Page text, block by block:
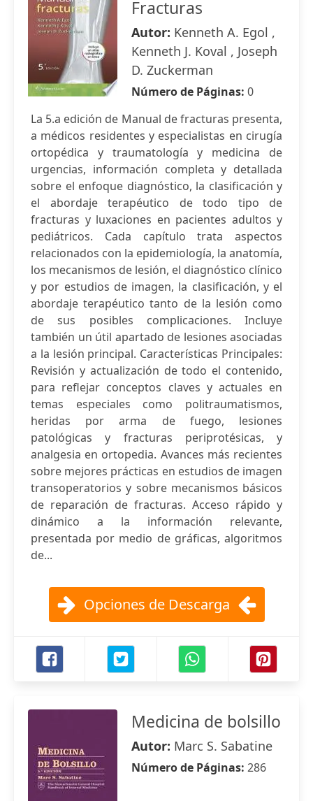
Fracturas
Autor: Kenneth A. Egol ,
Kenneth J. Koval , Joseph
D. Zuckerman
Número de Páginas: 0
La 5.a edición de Manual de fracturas presenta,
a médicos residentes y especialistas en cirugía
ortopédica y traumatología y medicina de
urgencias, información completa y detallada
sobre el enfoque diagnóstico, la clasificación y
el abordaje terapéutico de todo tipo de
fracturas y luxaciones en pacientes adultos y
pediátricos. Cada capítulo trata aspectos
relacionados con la epidemiología, la anatomía,
los mecanismos de lesión, el diagnóstico clínico
y por estudios de imagen, la clasificación, y el
abordaje terapéutico tanto de la lesión como
de sus posibles complicaciones. Incluye
también un útil apartado de lesiones asociadas
a la lesión principal. Características Principales:
Revisión y actualización de todo el contenido,
para reflejar conceptos claves y actuales en
temas especiales como politraumatismos,
heridas por arma de fuego, lesiones
patológicas y fracturas periprotésicas, y
analgesia en ortopedia. Avances más recientes
sobre mejores prácticas en estudios de imagen
transoperatorios y sobre mecanismos básicos
de reparación de fracturas. Acceso rápido y
dinámico a la información relevante,
presentada por medio de gráficas, algoritmos
de...
Opciones de Descarga
Medicina de bolsillo
Autor: Marc S. Sabatine
Número de Páginas: 286